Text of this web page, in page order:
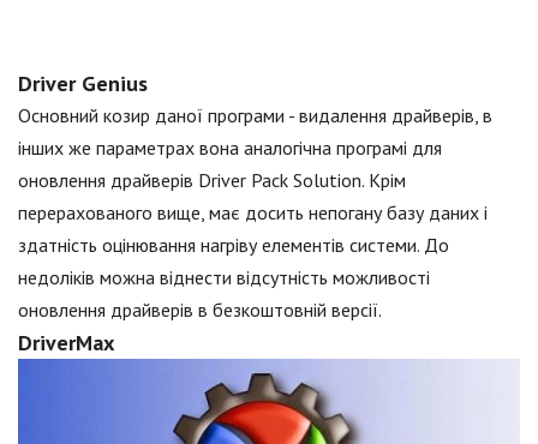
Driver Genius
Основний козир даної програми - видалення драйверів, в
інших же параметрах вона аналогічна програмі для
оновлення драйверів Driver Pack Solution. Крім
перерахованого вище, має досить непогану базу даних і
здатність оцінювання нагріву елементів системи. До
недоліків можна віднести відсутність можливості
оновлення драйверів в безкоштовній версії.
DriverMax